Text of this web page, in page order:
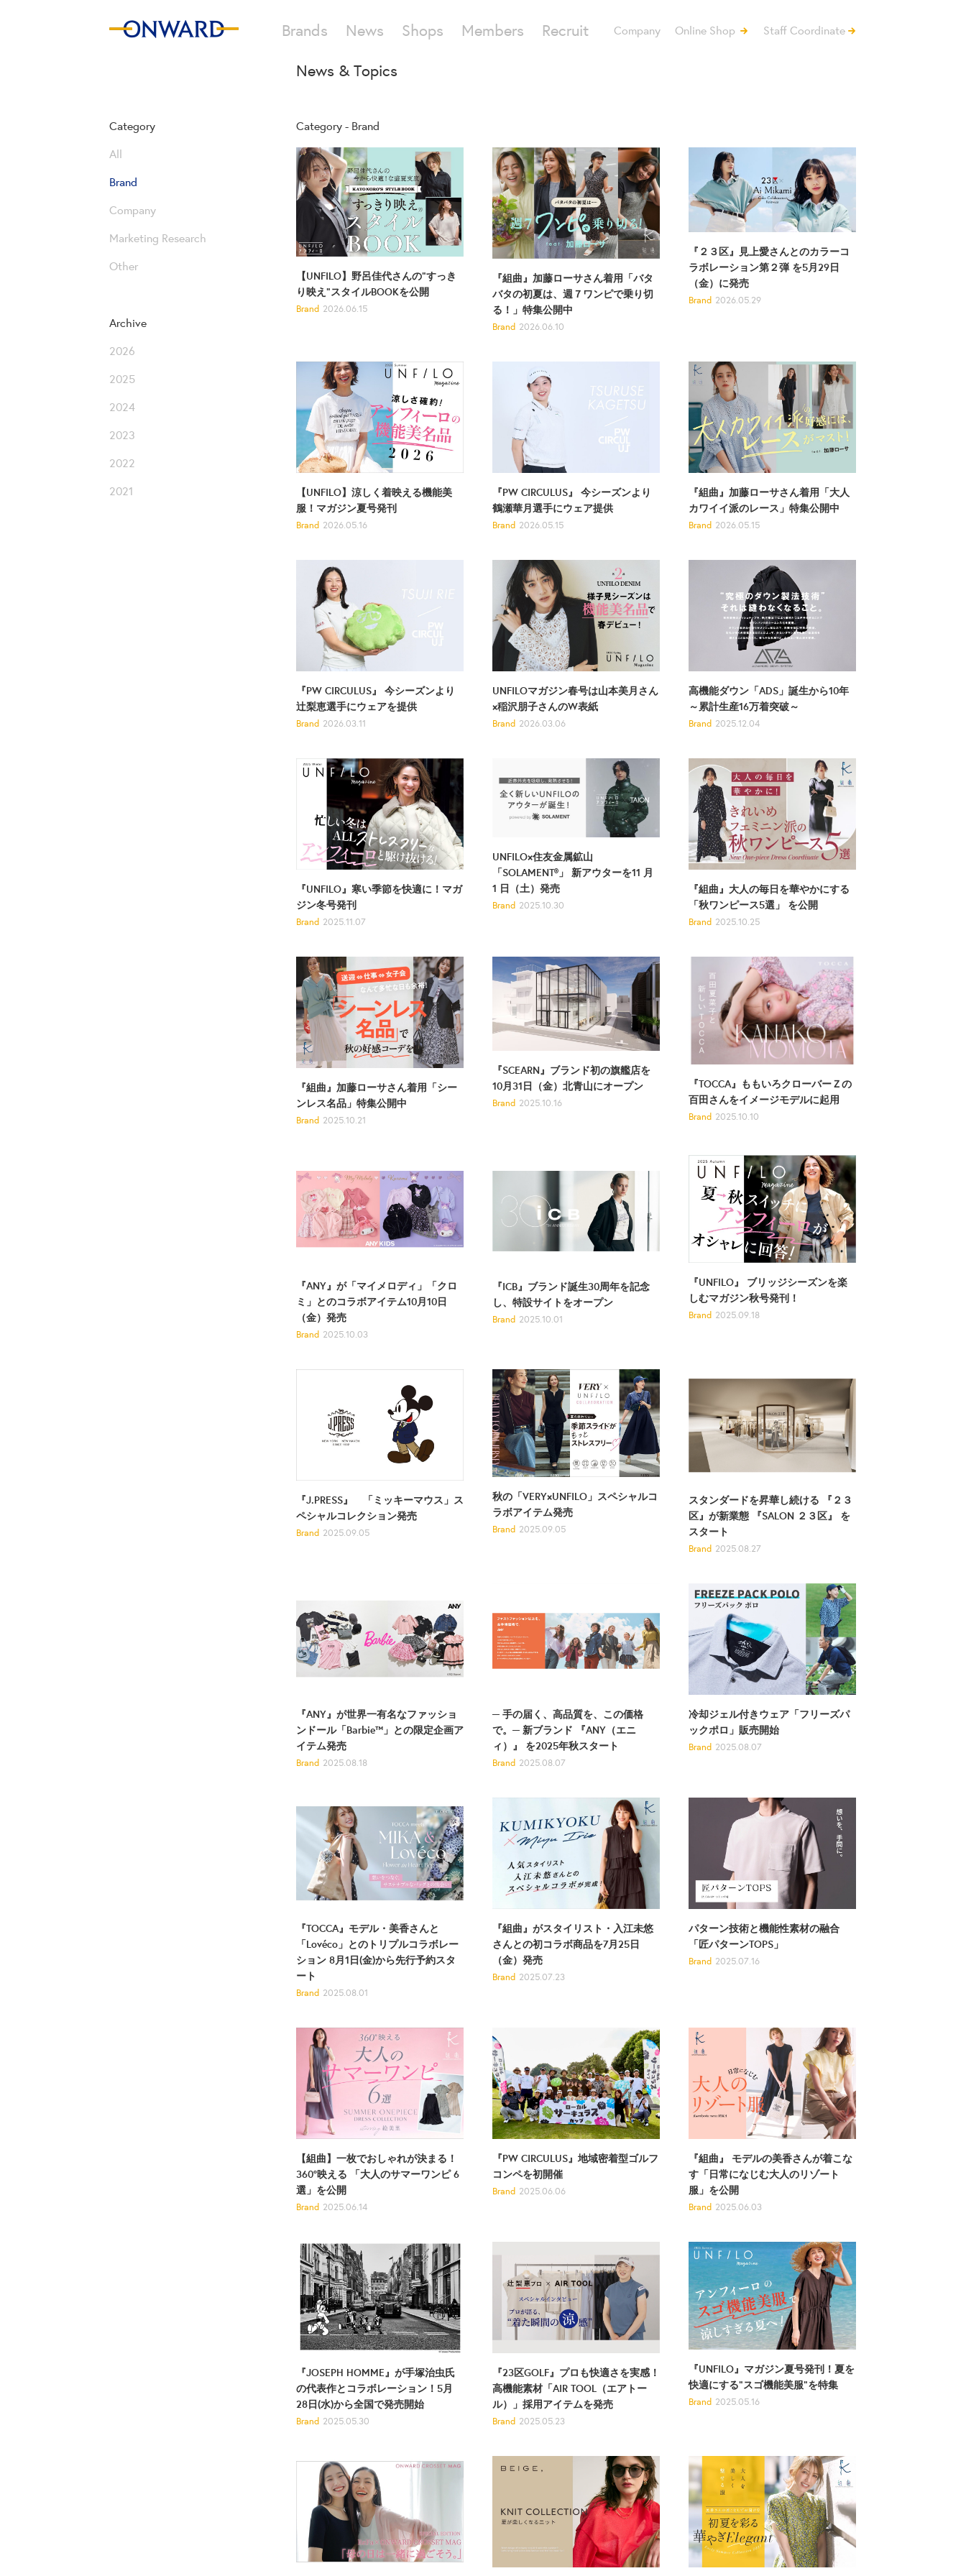
Company Online Shop Staff Coordinate
Brands News Shops Members Recruit
Category
All
Brand
Company
Marketing Research
Other
News & Topics
Category - Brand
【UNFILO】野呂佳代さんの"すっき
り映え"スタイルBOOKを公開
Brand 2026.06.15
『組曲』加藤ローサさん着用「バタ
バタの初夏は、週７ワンピで乗り切
る！」特集公開中
Brand 2026.06.10
『２３区』見上愛さんとのカラーコ
ラボレーション第２弾 を5月29日
（金）に発売
Brand 2026.05.29
【UNFILO】涼しく着映える機能美
服！マガジン夏号発刊
Brand 2026.05.16
『PW CIRCULUS』 今シーズンより
鶴瀬華月選手にウェア提供
Brand 2026.05.15
『組曲』加藤ローサさん着用「大人
カワイイ派のレース」特集公開中
Brand 2026.05.15
『PW CIRCULUS』 今シーズンより
辻梨恵選手にウェアを提供
Brand 2026.03.11
UNFILOマガジン春号は山本美月さん
×稲沢朋子さんのW表紙
Brand 2026.03.06
高機能ダウン「ADS」誕生から10年
～累計生産16万着突破～
Brand 2025.12.04
『UNFILO』寒い季節を快適に！マガ
ジン冬号発刊
Brand 2025.11.07
UNFILO×住友金属鉱山
「SOLAMENT®」 新アウターを11 月
1 日（土）発売
Brand 2025.10.30
『組曲』大人の毎日を華やかにする
「秋ワンピース5選」 を公開
Brand 2025.10.25
『組曲』加藤ローサさん着用「シー
ンレス名品」特集公開中
Brand 2025.10.21
『SCEARN』ブランド初の旗艦店を
10月31日（金）北青山にオープン
Brand 2025.10.16
『TOCCA』ももいろクローバーＺの
百田さんをイメージモデルに起用
Brand 2025.10.10
『ANY』が「マイメロディ」「クロ
ミ」とのコラボアイテム10月10日
（金）発売
Brand 2025.10.03
『ICB』ブランド誕生30周年を記念
し、特設サイトをオープン
Brand 2025.10.01
『UNFILO』 ブリッジシーズンを楽
しむマガジン秋号発刊！
Brand 2025.09.18
『J.PRESS』 「ミッキーマウス」ス
ペシャルコレクション発売
Brand 2025.09.05
秋の「VERY×UNFILO」スペシャルコ
ラボアイテム発売
Brand 2025.09.05
スタンダードを昇華し続ける 『２３
区』が新業態 『SALON ２３区』 を
スタート
Brand 2025.08.27
『ANY』が世界一有名なファッショ
ンドール「Barbie™」との限定企画ア
イテム発売
Brand 2025.08.18
─ 手の届く、高品質を、この価格
で。─ 新ブランド 『ANY（エニ
ィ）』 を2025年秋スタート
Brand 2025.08.07
冷却ジェル付きウェア「フリーズパ
ックポロ」販売開始
Brand 2025.08.07
『TOCCA』モデル・美香さんと
「Lovéco」とのトリプルコラボレー
ション 8月1日(金)から先行予約スタ
ート
Brand 2025.08.01
『組曲』がスタイリスト・入江未悠
さんとの初コラボ商品を7月25日
（金）発売
Brand 2025.07.23
パターン技術と機能性素材の融合
「匠パターンTOPS」
Brand 2025.07.16
【組曲】一枚でおしゃれが決まる！
360°映える 「大人のサマーワンピ 6
選」を公開
Brand 2025.06.14
『PW CIRCULUS』地域密着型ゴルフ
コンペを初開催
Brand 2025.06.06
『組曲』 モデルの美香さんが着こな
す「日常になじむ大人のリゾート
服」を公開
Brand 2025.06.03
『JOSEPH HOMME』が手塚治虫氏
の代表作とコラボレーション！5月
28日(水)から全国で発売開始
Brand 2025.05.30
『23区GOLF』プロも快適さを実感！
高機能素材「AIR TOOL（エアトー
ル）」採用アイテムを発売
Brand 2025.05.23
『UNFILO』マガジン夏号発刊！夏を
快適にする"スゴ機能美服"を特集
Brand 2025.05.16
Archive
2026
2025
2024
2023
2022
2021